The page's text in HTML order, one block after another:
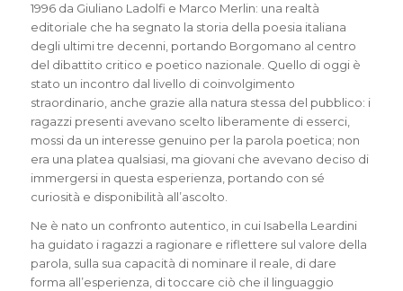
1996 da Giuliano Ladolfi e Marco Merlin: una realtà
editoriale che ha segnato la storia della poesia italiana
degli ultimi tre decenni, portando Borgomano al centro
del dibattito critico e poetico nazionale. Quello di oggi è
stato un incontro dal livello di coinvolgimento
straordinario, anche grazie alla natura stessa del pubblico: i
ragazzi presenti avevano scelto liberamente di esserci,
mossi da un interesse genuino per la parola poetica; non
era una platea qualsiasi, ma giovani che avevano deciso di
immergersi in questa esperienza, portando con sé
curiosità e disponibilità all’ascolto.
Ne è nato un confronto autentico, in cui Isabella Leardini
ha guidato i ragazzi a ragionare e riflettere sul valore della
parola, sulla sua capacità di nominare il reale, di dare
forma all’esperienza, di toccare ciò che il linguaggio